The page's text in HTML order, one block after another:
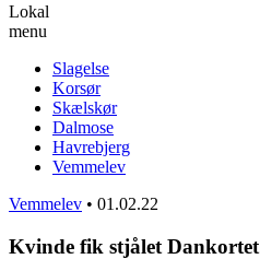
Lokal
menu
Slagelse
Korsør
Skælskør
Dalmose
Havrebjerg
Vemmelev
Vemmelev • 01.02.22
Kvinde fik stjålet Dankortet